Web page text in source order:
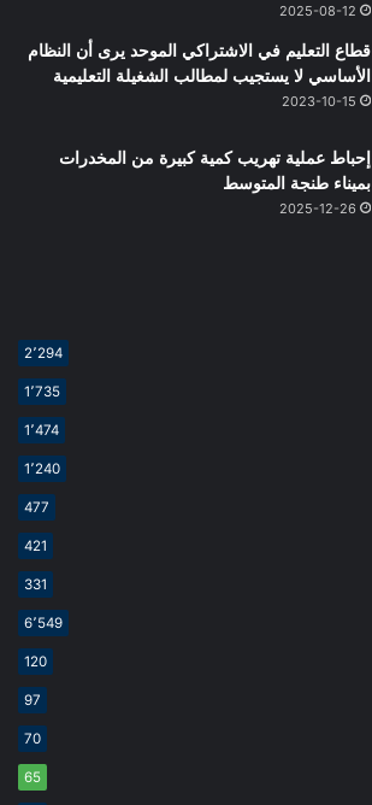
2025-08-12
قطاع التعليم في الاشتراكي الموحد يرى أن النظام
الأساسي لا يستجيب لمطالب الشغيلة التعليمية
2023-10-15
إحباط عملية تهريب كمية كبيرة من المخدرات
بميناء طنجة المتوسط
2025-12-26
2٬294
1٬735
1٬474
1٬240
477
421
331
6٬549
120
97
70
65